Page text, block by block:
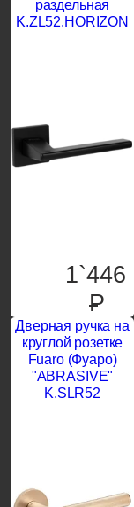
раздельная
K.ZL52.HORIZON
1`446
P
Дверная ручка на
круглой розетке
Fuaro (Фуаро)
"ABRASIVE"
K.SLR52